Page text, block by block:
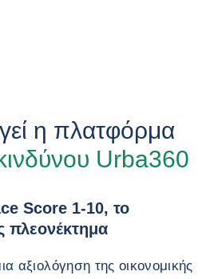
η πλατφόρμα
Urba360
Score 1-10, το
πλεονέκτημα
αξιολόγηση της οικονομικής